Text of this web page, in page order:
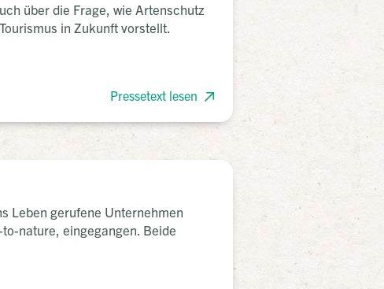
über die Frage, wie Artenschutz
in Zukunft vorstellt.
Pressetext lesen
Leben gerufene Unternehmen
nature, eingegangen. Beide